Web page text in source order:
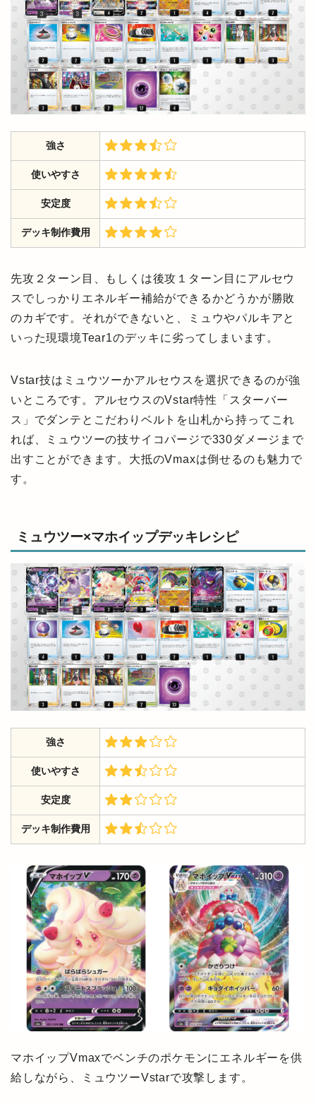
強さ
使いやすさ
安定度
デッキ制作費用
先攻２ターン目、もしくは後攻１ターン目にアルセウ
スでしっかりエネルギー補給ができるかどうかが勝敗
のカギです。それができないと、ミュウやパルキアと
いった現環境Tear1のデッキに劣ってしまいます。
Vstar技はミュウツーかアルセウスを選択できるのが強
いところです。アルセウスのVstar特性「スターバー
ス」でダンテとこだわりベルトを山札から持ってこれ
れば、ミュウツーの技サイコパージで330ダメージまで
出すことができます。大抵のVmaxは倒せるのも魅力で
す。
ミュウツー×マホイップデッキレシピ
強さ
使いやすさ
安定度
デッキ制作費用
マホイップVmaxでベンチのポケモンにエネルギーを供
給しながら、ミュウツーVstarで攻撃します。